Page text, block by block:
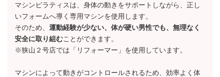
マシンピラティスは、身体の動きをサポートしながら、正し
いフォームへ導く専用マシンを使用します。
そのため、 運動経験が少ない、体が硬い男性でも、無理なく
安全に取り組むことができます。
※狭山２号店では「リフォーマー」を使用しています。
マシンによって動きがコントロールされるため、効率よく体